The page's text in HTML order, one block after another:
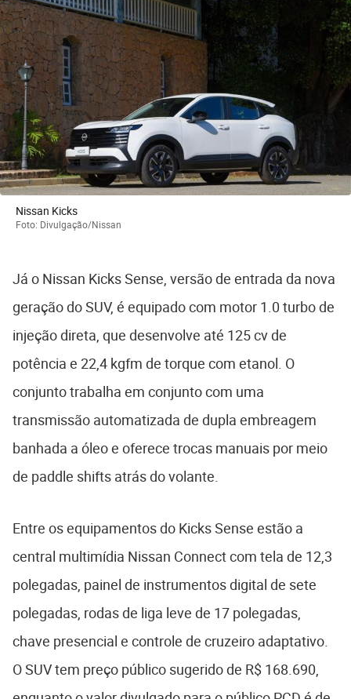
Nissan Kicks
Foto: Divulgação/Nissan
Já o Nissan Kicks Sense, versão de entrada da nova
geração do SUV, é equipado com motor 1.0 turbo de
injeção direta, que desenvolve até 125 cv de
potência e 22,4 kgfm de torque com etanol. O
conjunto trabalha em conjunto com uma
transmissão automatizada de dupla embreagem
banhada a óleo e oferece trocas manuais por meio
de paddle shifts atrás do volante.
Entre os equipamentos do Kicks Sense estão a
central multimídia Nissan Connect com tela de 12,3
polegadas, painel de instrumentos digital de sete
polegadas, rodas de liga leve de 17 polegadas,
chave presencial e controle de cruzeiro adaptativo.
O SUV tem preço público sugerido de R$ 168.690,